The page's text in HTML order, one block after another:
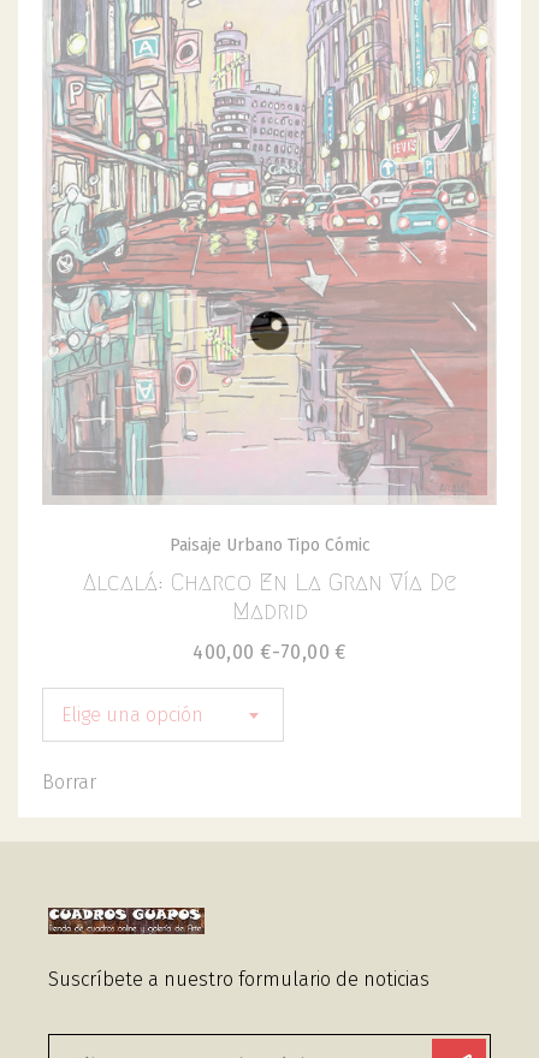
Paisaje Urbano Tipo Cómic
Alcalá: Charco En La Gran Vía De
Madrid
70,00 €
-
400,00 €
Elige una opción
Borrar
Suscríbete a nuestro formulario de noticias